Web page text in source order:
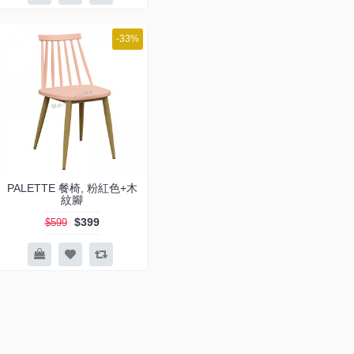
-33%
PALETTE 餐椅, 粉紅色+木
紋腳
$599 $399